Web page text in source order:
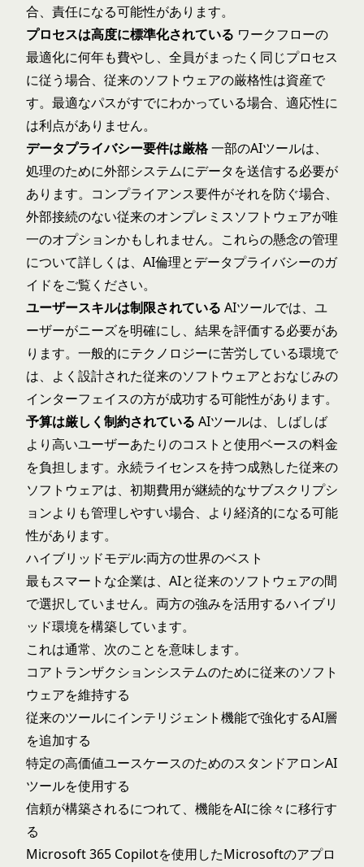
合、責任になる可能性があります。
プロセスは高度に標準化されている ワークフローの
最適化に何年も費やし、全員がまったく同じプロセス
に従う場合、従来のソフトウェアの厳格性は資産で
す。最適なパスがすでにわかっている場合、適応性に
は利点がありません。
データプライバシー要件は厳格一部のAIツールは、
処理のために外部システムにデータを送信する必要が
あります。コンプライアンス要件がそれを防ぐ場合、
外部接続のない従来のオンプレミスソフトウェアが唯
一のオプションかもしれません。これらの懸念の管理
について詳しくは、 AI倫理とデータプライバシーのガ
イドをご覧ください。
ユーザースキルは制限されている AIツールでは、ユ
ーザーがニーズを明確にし、結果を評価する必要があ
ります。一般的にテクノロジーに苦労している環境で
は、よく設計された従来のソフトウェアとおなじみの
インターフェイスの方が成功する可能性があります。
予算は厳しく制約されている AIツールは、しばしば
より高いユーザーあたりのコストと使用ベースの料金
を負担します。永続ライセンスを持つ成熟した従来の
ソフトウェアは、初期費用が継続的なサブスクリプシ
ョンよりも管理しやすい場合、より経済的になる可能
性があります。
ハイブリッドモデル:両方の世界のベスト
最もスマートな企業は、AIと従来のソフトウェアの間
で選択していません。両方の強みを活用するハイブリ
ッド環境を構築しています。
これは通常、次のことを意味します。
コアトランザクションシステムのために従来のソフト
ウェアを維持する
従来のツールにインテリジェント機能で強化するAI層
を追加する
特定の高価値ユースケースのためのスタンドアロンAI
ツールを使用する
信頼が構築されるにつれて、機能をAIに徐々に移行す
る
Microsoft 365 Copilotを使用したMicrosoftのアプロ